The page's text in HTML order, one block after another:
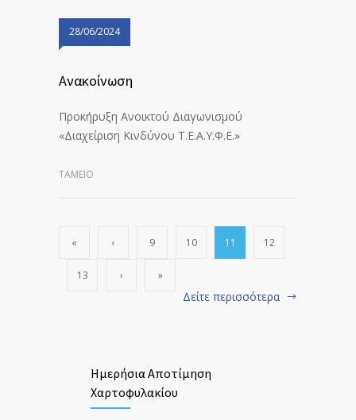
28/06/2024
Ανακοίνωση
Προκήρυξη Ανοικτού Διαγωνισμού
«Διαχείριση Κινδύνου Τ.Ε.Α.Υ.Φ.Ε.»
ΤΑΜΕΙΟ
« ‹ 9 10 11 12
13 › »
Δείτε περισσότερα
Ημερήσια Αποτίμηση
Χαρτοφυλακίου